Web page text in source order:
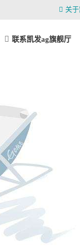
关
联系凯发ag旗舰厅